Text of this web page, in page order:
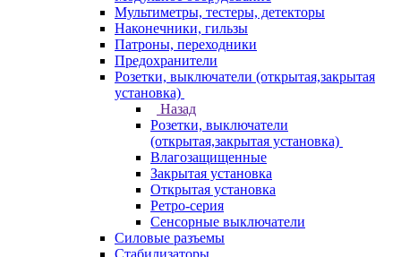
Мультиметры, тестеры, детекторы
Наконечники, гильзы
Патроны, переходники
Предохранители
Розетки, выключатели (открытая,закрытая
установка)
Назад
Розетки, выключатели
(открытая,закрытая установка)
Влагозащищенные
Закрытая установка
Открытая установка
Ретро-серия
Сенсорные выключатели
Силовые разъемы
Стабилизаторы